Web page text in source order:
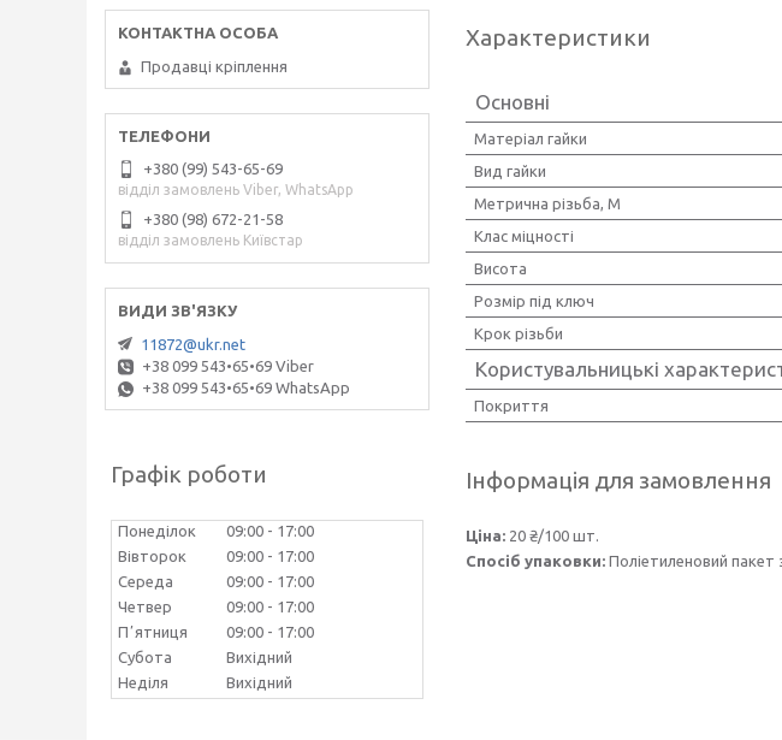
Характеристики
Основні
Матеріал гайки
Вид гайки
Метрична різьба, М
Клас міцності
Висота
Розмір під ключ
Крок різьби
Користувальницькі
Покриття
Інформація для замовлення
Ціна: 20 ₴/100 шт.
Спосіб упаковки: Поліетиленовий пакет
Продавці кріплення
+380 (99) 543-65-69
відділ замовлень Viber, WhatsApp
+380 (98) 672-21-58
відділ замовлень Київстар
11872@ukr.net
+38 099 543•65•69 Viber
+38 099 543•65•69 WhatsApp
Графік роботи
Понеділок 09:00
17:00
Вівторок
09:00
17:00
Середа
09:00
17:00
Четвер
09:00
17:00
Пʼятниця
09:00
17:00
Субота
Вихідний
Неділя
Вихідний